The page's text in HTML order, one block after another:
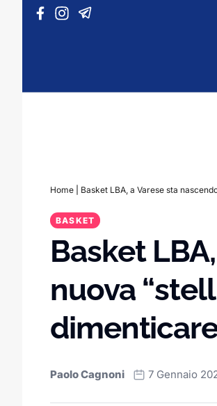
Vai al contenuto
Home Basket LBA, a Varese sta
BASKET
Basket
nuova
Paolo Cagnoni 7 Gennaio